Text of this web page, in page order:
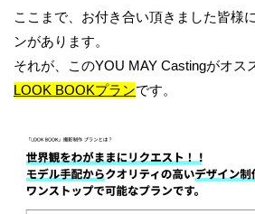
ここまで、お付き合い頂きました皆様
ンがあります。
それが、このYOU MAY Castingがオス
LOOK BOOKプランです。